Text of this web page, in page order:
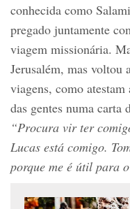
conhecida como
pregado juntamente
viagem missionária.
Jerusalém, mas voltou
viagens, como
das gentes numa
“Procura vir ter
Lucas está comigo.
porque me é útil para